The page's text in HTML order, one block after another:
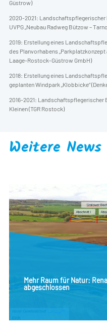
Güstrow)
2020-2021: Landschaftspflegerischer
UVPG „Neubau Radweg Bützow –
2019: Erstellung eines
des Planvorhabens
Laage-Rostock-Güstrow GmbH)
2018: Erstellung eines
geplanten Windpark „Klobbicke“
2016-2021: Landschaftspflegerischer
Kleinen (TGR Rostock)
Weitere News
der Steinhäger Bek